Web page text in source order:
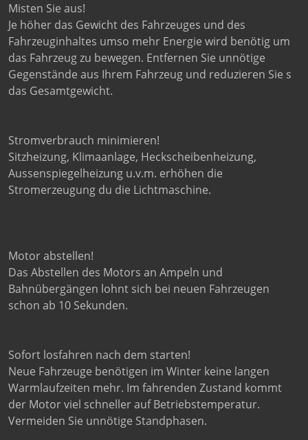
Misten Sie aus!
Je höher das Gewicht des Fahrzeuges und des
Fahrzeuginhaltes umso mehr Energie wird benötig um
das Fahrzeug zu bewegen. Entfernen Sie unnötige
Gegenstände aus Ihrem Fahrzeug und reduzieren Sie s
das Gesamtgewicht.
Stromverbrauch minimieren!
Sitzheizung, Klimaanlage, Heckscheibenheizung,
Aussenspiegelheizung u.v.m. erhöhen die
Stromerzeugung du die Lichtmaschine.
Motor abstellen!
Das Abstellen des Motors an Ampeln und
Bahnübergängen lohnt sich bei neuen Fahrzeugen
schon ab 10 Sekunden.
Sofort losfahren nach dem starten!
Neue Fahrzeuge benötigen im Winter keine langen
Warmlaufzeiten mehr. Im fahrenden Zustand kommt
der Motor viel schneller auf Betriebstemperatur.
Vermeiden Sie unnötige Standphasen.